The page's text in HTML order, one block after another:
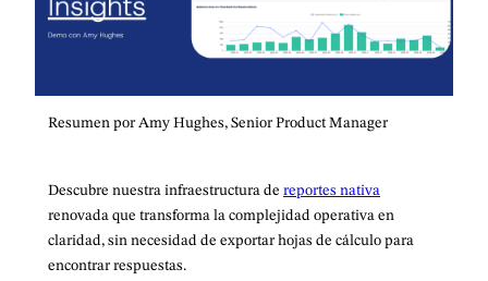
Resumen por Amy Hughes, Senior Product Manager
Descubre nuestra infraestructura de reportes nativa
renovada que transforma la complejidad operativa en
claridad, sin necesidad de exportar hojas de cálculo para
encontrar respuestas.